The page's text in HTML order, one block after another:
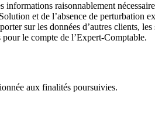
raisonnablement
et de l’absence de perturbation
sur les données d’autres clients,
pour le compte de l’Expert-Comptable.
aux finalités poursuivies.